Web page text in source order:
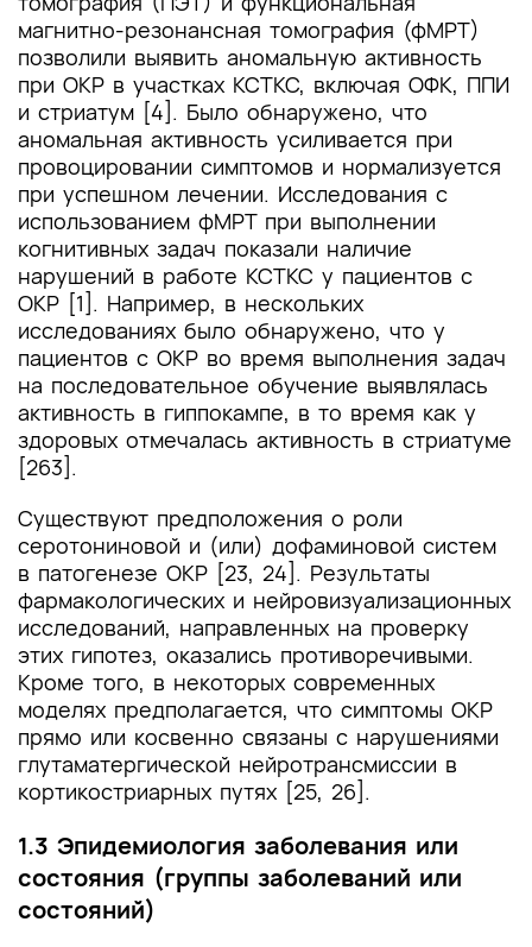
магнитно-резонансная томография (фМРТ)
позволили выявить аномальную активность
при ОКР в участках КСТКС, включая ОФК, ППИ
и стриатум [4]. Было обнаружено, что
аномальная активность усиливается при
провоцировании симптомов и нормализуется
при успешном лечении. Исследования с
использованием фМРТ при выполнении
когнитивных задач показали наличие
нарушений в работе КСТКС у пациентов с
ОКР [1]. Например, в нескольких
исследованиях было обнаружено, что у
пациентов с ОКР во время выполнения задач
на последовательное обучение выявлялась
активность в гиппокампе, в то время как у
здоровых отмечалась активность в стриатуме
[263].
Существуют предположения о роли
серотониновой и (или) дофаминовой систем
в патогенезе ОКР [23, 24]. Результаты
фармакологических и нейровизуализационных
исследований, направленных на проверку
этих гипотез, оказались противоречивыми.
Кроме того, в некоторых современных
моделях предполагается, что симптомы ОКР
прямо или косвенно связаны с нарушениями
глутаматергической нейротрансмиссии в
кортико­стриарных путях [25, 26].
1.3 Эпидемиология заболевания или
состояния (группы заболеваний или
состояний)